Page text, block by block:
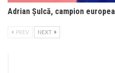
Adrian Șulcă, campion
PREV NEXT